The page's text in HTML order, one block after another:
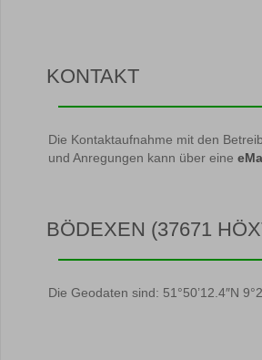
KONTAKT
Die Kontaktaufnahme mit den
und Anregungen kann über eine
BÖDEXEN (37671
Die Geodaten sind: 51°50’12.4″N